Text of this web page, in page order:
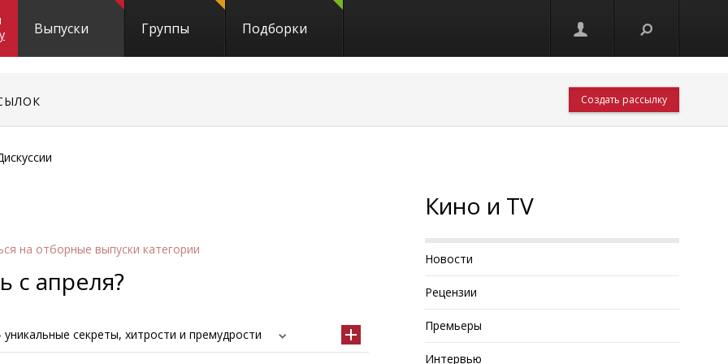
Выпуски Группы Подборки
Создать рассылку
на отборные выпуски категории
с апреля?
секреты, хитрости и премудрости
Кино и TV
Новости
Рецензии
Премьеры
Интервью